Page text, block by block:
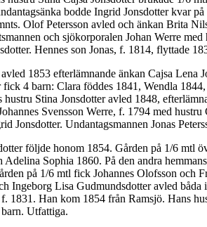
bodde Ingrid Jonsdotter kvar
Olof Petersson avled och änkan Brita
och sjökorporalen Johan Werre
Hennes son Jonas, f. 1814, flyttade
1853 efterlämnande änkan Cajsa Lena
4 barn: Clara föddes 1841, Wendla
Stina Jonsdotter avled 1848,
Svensson Werre, f. 1794 med
Jonsdotter. Undantagsmannen Jonas
följde honom 1854. Gården på 1/6 mtl
Sophia 1860. På den andra
på 1/6 mtl fick Johannes Olofsson och
Lisa Gudmundsdotter avled
Han kom 1854 från Ramsjö. Hans
Utfattiga.